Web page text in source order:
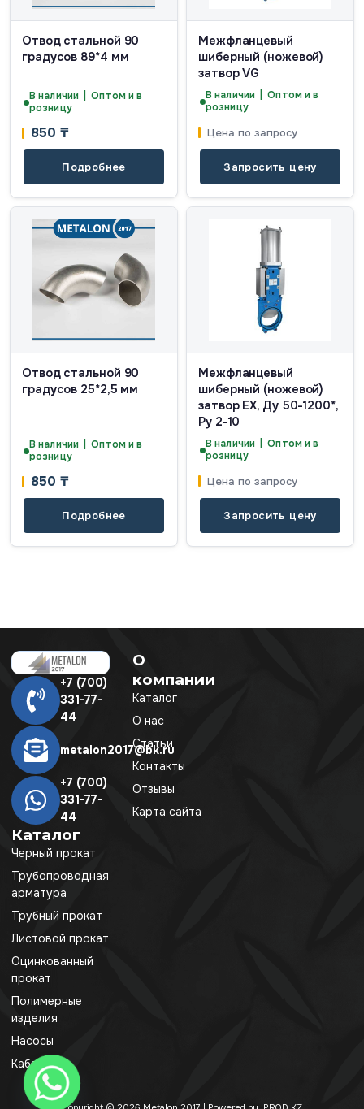
Отвод стальной 90
градусов 89*4 мм
В наличии | Оптом и в
розницу
850 ₸
Подробнее
Межфланцевый
шиберный (ножевой)
затвор VG
В наличии | Оптом и в
розницу
Цена по запросу
Запросить цену
Отвод стальной 90
градусов 25*2,5 мм
В наличии | Оптом и в
розницу
850 ₸
Подробнее
Межфланцевый
шиберный (ножевой)
затвор EX, Ду 50-1200*,
Ру 2-10
В наличии | Оптом и в
розницу
Цена по запросу
Запросить цену
+7 (700)
331-77-
44
metalon2017@bk.ru
+7 (700)
331-77-
44
Каталог
Черный прокат
Трубопроводная
арматура
Трубный прокат
Листовой прокат
Оцинкованный
прокат
Полимерные
изделия
Насосы
Кабель
О
компании
Каталог
О нас
Статьи
Контакты
Отзывы
Карта сайта